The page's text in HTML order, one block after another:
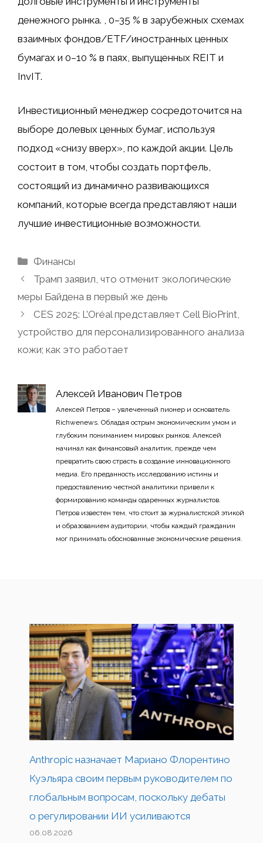
денежного рынка. , 0–35 % в зарубежных схемах
взаимных фондов/ETF/иностранных ценных
бумагах и 0–10 % в паях, выпущенных REIT и
InvIT.
Инвестиционный менеджер сосредоточится на
выборе долевых ценных бумаг, используя
подход «снизу вверх», по каждой акции. Цель
состоит в том, чтобы создать портфель,
состоящий из динамично развивающихся
компаний, которые всегда представляют наши
лучшие инвестиционные возможности.
Рубрики
Финансы
Трамп заявил, что отменит экологические
меры Байдена в первый же день
CES 2025: L’Oréal представляет Cell BioPrint,
устройство для персонализированного анализа
кожи; как это работает
Алексей Иванович Петров
Алексей Петров – увлеченный пионер и основатель
Richwenews. Обладая острым экономическим умом и
глубоким пониманием мировых рынков, Алексей
начинал как финансовый аналитик, прежде чем
превратить свою страсть в создание инновационного
медиа. Его преданность исследованию истины и
предоставлению честной аналитики привели к
формированию команды одаренных журналистов.
Петров известен тем, что стоит за журналистской этикой
и образованием аудитории, чтобы каждый гражданин
мог принимать обоснованные экономические решения.
Anthropic назначает Мариано Флорентино
Куэльяра своим первым руководителем по
глобальным вопросам, поскольку дебаты
о регулировании ИИ усиливаются
06.08.2026